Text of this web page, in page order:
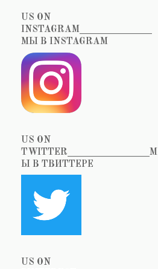
US ON
INSTAGRAM_______________
МЫ В INSTAGRAM
US ON
TWITTER_________________М
Ы В ТВИТТЕРЕ
US ON